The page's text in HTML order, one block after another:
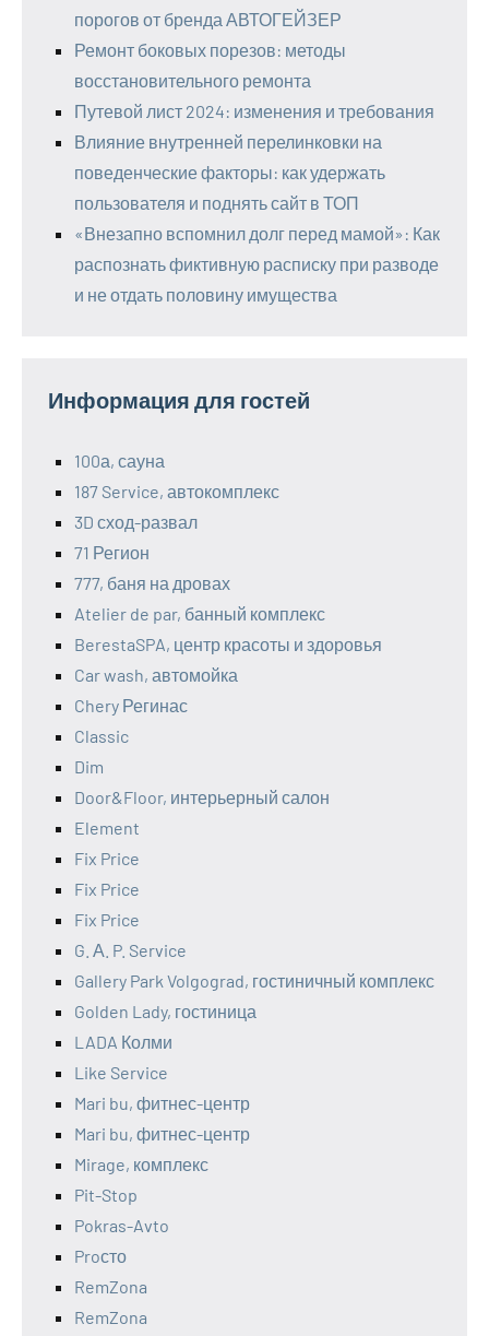
порогов от бренда АВТОГЕЙЗЕР
Ремонт боковых порезов: методы
восстановительного ремонта
Путевой лист 2024: изменения и требования
Влияние внутренней перелинковки на
поведенческие факторы: как удержать
пользователя и поднять сайт в ТОП
«Внезапно вспомнил долг перед мамой»: Как
распознать фиктивную расписку при разводе
и не отдать половину имущества
Информация для гостей
100а, сауна
187 Service, автокомплекс
3D сход-развал
71 Регион
777, баня на дровах
Atelier de par, банный комплекс
BerestaSPA, центр красоты и здоровья
Car wash, автомойка
Chery Регинас
Classic
Dim
Door&Floor, интерьерный салон
Element
Fix Price
Fix Price
Fix Price
G. А. P. Service
Gallery Park Volgograd, гостиничный комплекс
Golden Lady, гостиница
LADA Колми
Like Service
Mari bu, фитнес-центр
Mari bu, фитнес-центр
Mirage, комплекс
Pit-Stop
Pokras-Avto
Proсто
RemZona
RemZona